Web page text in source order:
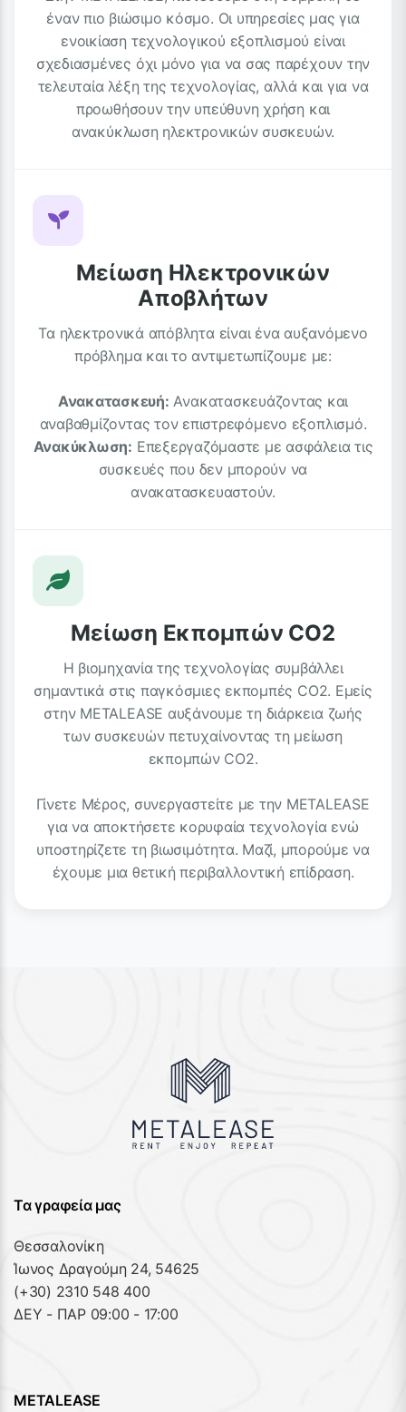
έναν πιο βιώσιμο κόσμο. Οι υπηρεσίες μας για
ενοικίαση τεχνολογικού εξοπλισμού είναι
σχεδιασμένες όχι μόνο για να σας παρέχουν την
τελευταία λέξη της τεχνολογίας, αλλά και για να
προωθήσουν την υπεύθυνη χρήση και
ανακύκλωση ηλεκτρονικών συσκευών.
Μείωση Ηλεκτρονικών
Αποβλήτων
Τα ηλεκτρονικά απόβλητα είναι ένα αυξανόμενο
πρόβλημα και το αντιμετωπίζουμε με:
Ανακατασκευή: Ανακατασκευάζοντας και
αναβαθμίζοντας τον επιστρεφόμενο εξοπλισμό.
Ανακύκλωση: Επεξεργαζόμαστε με ασφάλεια τις
συσκευές που δεν μπορούν να
ανακατασκευαστούν.
Μείωση Εκπομπών CO2
Η βιομηχανία της τεχνολογίας συμβάλλει
σημαντικά στις παγκόσμιες εκπομπές CO2. Εμείς
στην METALEASE αυξάνουμε τη διάρκεια ζωής
των συσκευών πετυχαίνοντας τη μείωση
εκπομπών CO2.
Γίνετε Μέρος, συνεργαστείτε με την METALEASE
για να αποκτήσετε κορυφαία τεχνολογία ενώ
υποστηρίζετε τη βιωσιμότητα. Μαζί, μπορούμε να
έχουμε μια θετική περιβαλλοντική επίδραση.
Τα γραφεία μας
Θεσσαλονίκη
Ίωνος Δραγούμη 24, 54625
(+30) 2310 548 400
ΔΕΥ - ΠΑΡ 09:00 - 17:00
METALEASE